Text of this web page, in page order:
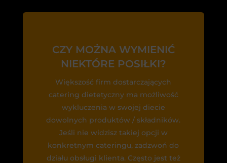
CZY MOŻNA WYMIENIĆ
NIEKTÓRE POSIŁKI?
Większość firm dostarczających
catering dietetyczny ma możliwość
wykluczenia w swojej diecie
dowolnych produktów / składników.
Jeśli nie widzisz takiej opcji w
konkretnym cateringu, zadzwoń do
działu obsługi klienta. Często jest też